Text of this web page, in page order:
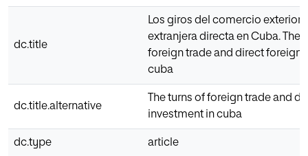
dc.title
Los giros del comercio exterior
extranjera directa en Cuba. The
foreign trade and direct foreign
cuba
dc.title.alternative
The turns of foreign trade and
investment in cuba
dc.type article